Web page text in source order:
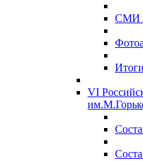
СМИ
VI